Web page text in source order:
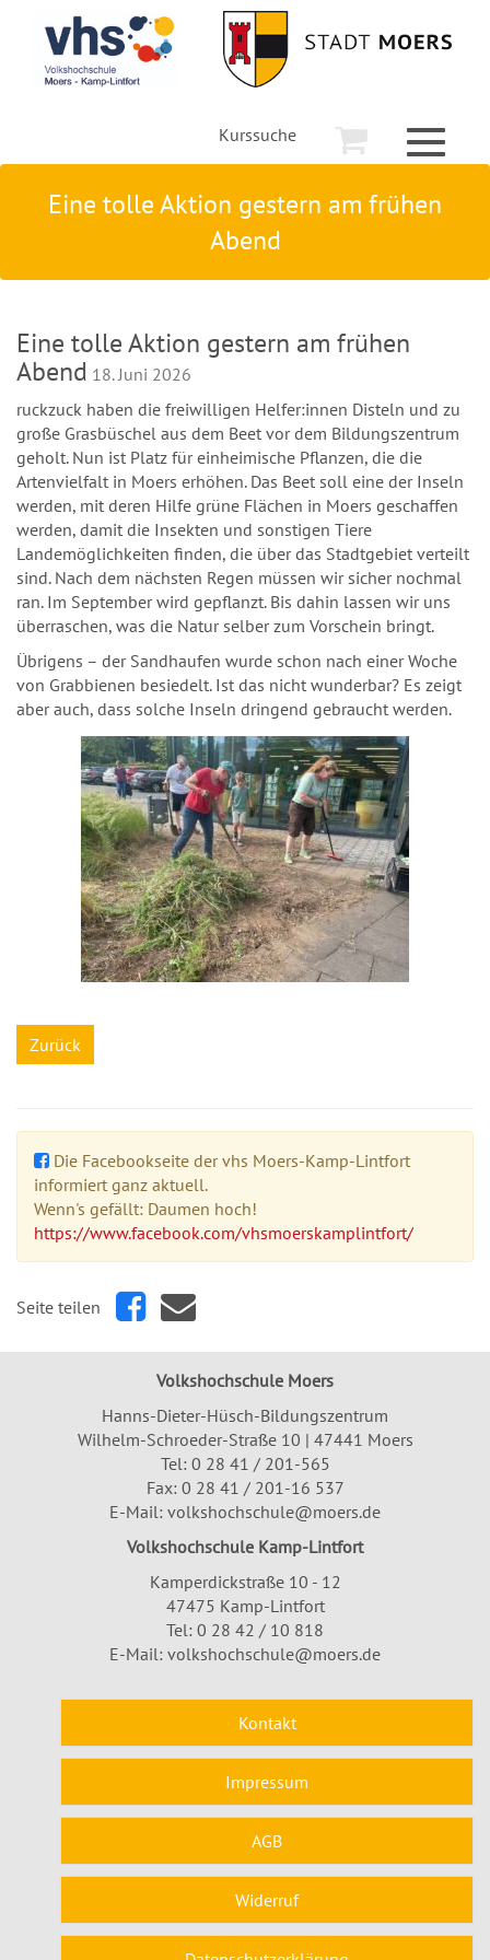
Kurssuche
Toggle
Eine tolle Aktion gestern am frühen
Abend
Eine tolle Aktion gestern am frühen
Abend 18. Juni 2026
ruckzuck haben die freiwilligen Helfer:innen Disteln und zu
große Grasbüschel aus dem Beet vor dem Bildungszentrum
geholt. Nun ist Platz für einheimische Pflanzen, die die
Artenvielfalt in Moers erhöhen. Das Beet soll eine der Inseln
werden, mit deren Hilfe grüne Flächen in Moers geschaffen
werden, damit die Insekten und sonstigen Tiere
Landemöglichkeiten finden, die über das Stadtgebiet verteilt
sind. Nach dem nächsten Regen müssen wir sicher nochmal
ran. Im September wird gepflanzt. Bis dahin lassen wir uns
überraschen, was die Natur selber zum Vorschein bringt.
Übrigens – der Sandhaufen wurde schon nach einer Woche
von Grabbienen besiedelt. Ist das nicht wunderbar? Es zeigt
aber auch, dass solche Inseln dringend gebraucht werden.
Zurück
Die Facebookseite der vhs Moers-Kamp-Lintfort
informiert ganz aktuell.
Wenn's gefällt: Daumen hoch!
https://www.facebook.com/vhsmoerskamplintfort/
Seite teilen
Volkshochschule Moers
Hanns-Dieter-Hüsch-Bildungszentrum
Wilhelm-Schroeder-Straße 10 | 47441 Moers
Tel: 0 28 41 / 201-565
Fax: 0 28 41 / 201-16 537
E-Mail: volkshochschule@moers.de
Volkshochschule Kamp-Lintfort
Kamperdickstraße 10 - 12
47475 Kamp-Lintfort
Tel: 0 28 42 / 10 818
E-Mail: volkshochschule@moers.de
Kontakt
Impressum
AGB
Widerruf